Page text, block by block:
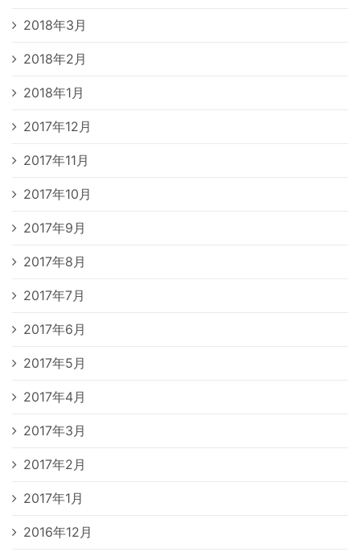
2018年3月
2018年2月
2018年1月
2017年12月
2017年11月
2017年10月
2017年9月
2017年8月
2017年7月
2017年6月
2017年5月
2017年4月
2017年3月
2017年2月
2017年1月
2016年12月